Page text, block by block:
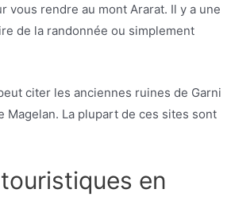
vous rendre au mont Ararat. Il y a une
de la randonnée ou simplement
citer les anciennes ruines de Garni
Magelan. La plupart de ces sites sont
en